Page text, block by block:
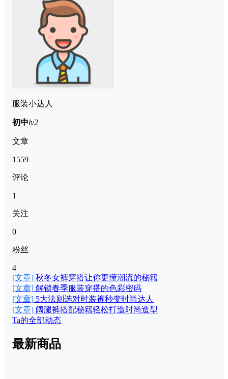
服装小达人
初中lv2
文章
1559
评论
1
关注
0
粉丝
4
[文章] 秋冬女裤穿搭让你更懂潮流的秘籍
[文章] 解锁春季服装穿搭的色彩密码
[文章] 5大法则选对时装裤秒变时尚达人
[文章] 阔腿裤搭配秘籍轻松打造时尚造型
Ta的全部动态
最新商品